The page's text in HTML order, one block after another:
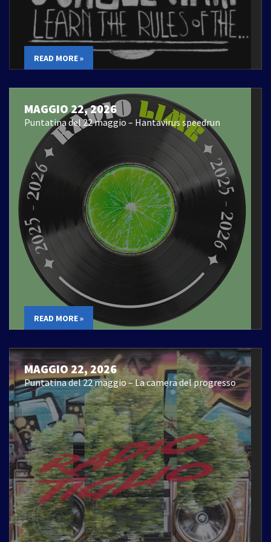
READ MORE »
MAGGIO 22, 2026
Puntatina del 22 maggio – Hantavirus speedrun
READ MORE »
MAGGIO 22, 2026
Puntatina del 22 maggio – La camera del progresso